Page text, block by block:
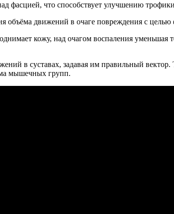
фасцией, что способствует улучшению
объёма движений в очаге повреждения с
кожу, над очагом воспаления
в суставах, задавая им правильный
мышечных групп.